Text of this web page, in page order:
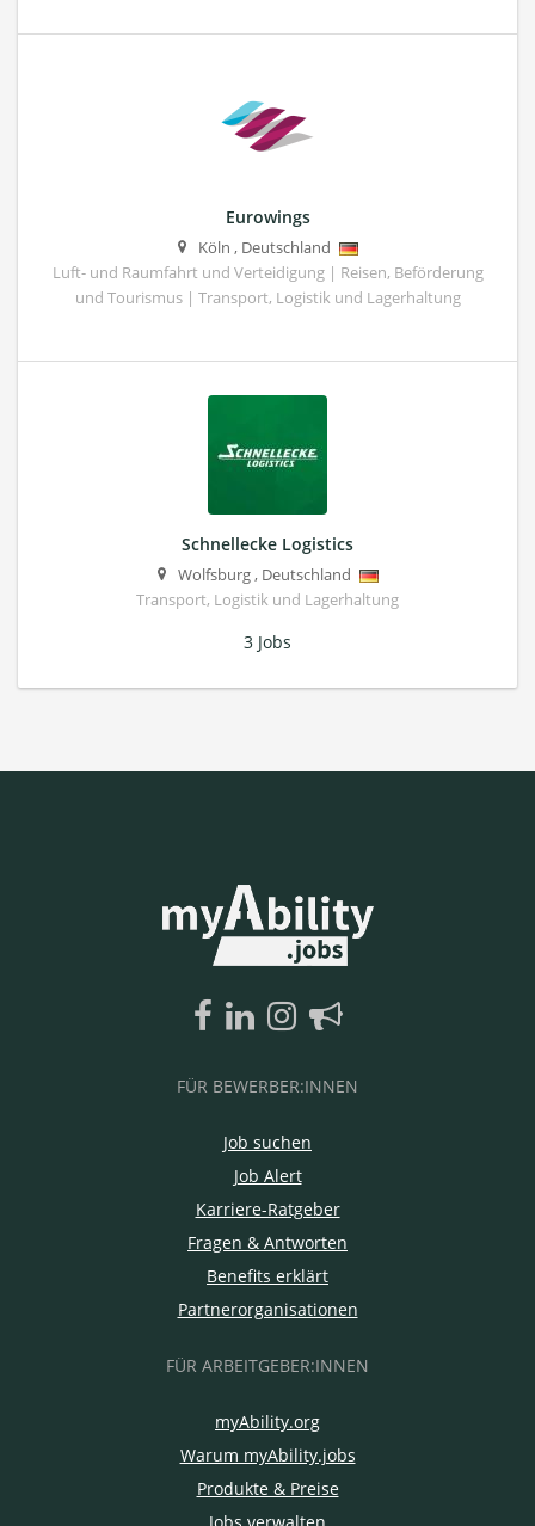
Eurowings
Köln , Deutschland
Luft- und Raumfahrt und Verteidigung | Reisen, Beförderung
und Tourismus | Transport, Logistik und Lagerhaltung
Schnellecke Logistics
Wolfsburg, Deutschland
Transport, Logistik und Lagerhaltung
3 Jobs
FÜR BEWERBER:INNEN
Job suchen
Job Alert
Karriere-Ratgeber
Fragen & Antworten
Benefits erklärt
Partnerorganisationen
FÜR ARBEITGEBER:INNEN
myAbility.org
Warum myAbility.jobs
Produkte & Preise